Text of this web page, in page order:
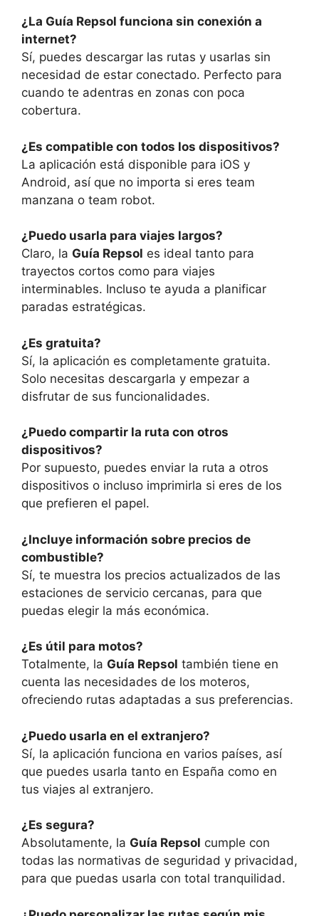
¿La Guía Repsol funciona sin conexión a
internet?
Sí, puedes descargar las rutas y usarlas sin
necesidad de estar conectado. Perfecto para
cuando te adentras en zonas con poca
cobertura.
¿Es compatible con todos los dispositivos?
La aplicación está disponible para iOS y
Android, así que no importa si eres team
manzana o team robot.
¿Puedo usarla para viajes largos?
Claro, la Guía Repsol es ideal tanto para
trayectos cortos como para viajes
interminables. Incluso te ayuda a planificar
paradas estratégicas.
¿Es gratuita?
Sí, la aplicación es completamente gratuita.
Solo necesitas descargarla y empezar a
disfrutar de sus funcionalidades.
¿Puedo compartir la ruta con otros
dispositivos?
Por supuesto, puedes enviar la ruta a otros
dispositivos o incluso imprimirla si eres de los
que prefieren el papel.
¿Incluye información sobre precios de
combustible?
Sí, te muestra los precios actualizados de las
estaciones de servicio cercanas, para que
puedas elegir la más económica.
¿Es útil para motos?
Totalmente, la Guía Repsol también tiene en
cuenta las necesidades de los moteros,
ofreciendo rutas adaptadas a sus preferencias.
¿Puedo usarla en el extranjero?
Sí, la aplicación funciona en varios países, así
que puedes usarla tanto en España como en
tus viajes al extranjero.
¿Es segura?
Absolutamente, la Guía Repsol cumple con
todas las normativas de seguridad y privacidad,
para que puedas usarla con total tranquilidad.